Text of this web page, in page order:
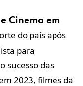
Cinema em
do país após
para
sucesso das
2023, filmes da